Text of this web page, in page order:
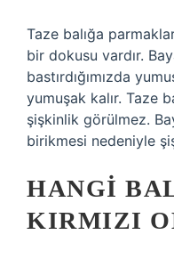
Taze balığa
bir dokusu vardır.
bastırdığımızda
yumuşak kalır. Taze
şişkinlik görülmez.
birikmesi nedeniyle
HANGI
KIRMIZI